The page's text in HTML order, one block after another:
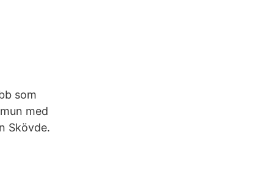
som
med
Skövde.